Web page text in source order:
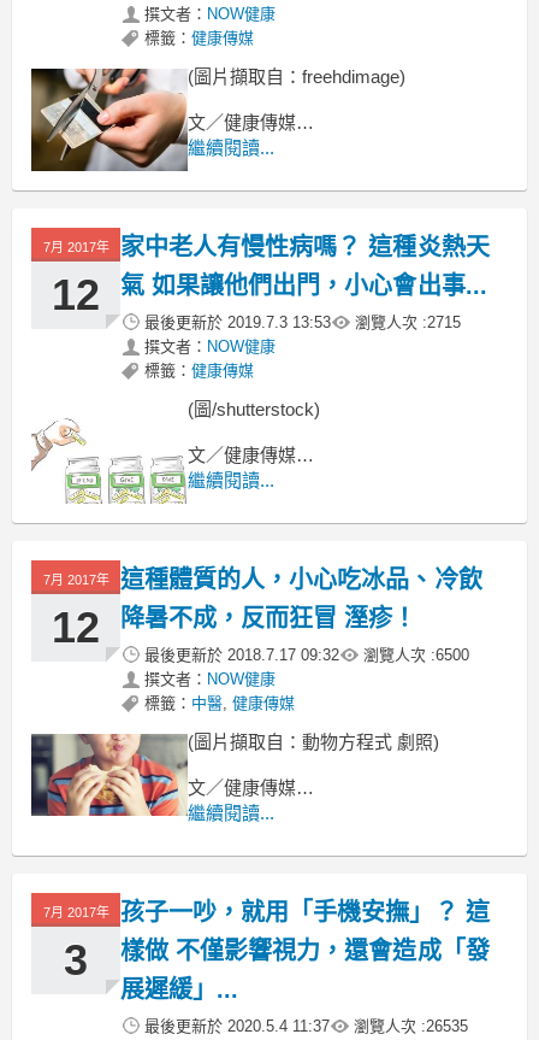
撰文者： NOW健康
標籤： 健康傳媒
(圖片擷取自：freehdimage)
文／健康傳媒
痛，
發炎，
繼續閱讀...
7月 2017年
12
家中老人有慢性病嗎？ 這種炎熱天
氣 如果讓他們出門，小心會出事...
最後更新於 2019.7.3 13:53 瀏覽人次 :2715
撰文者： NOW健康
標籤： 健康傳媒
(圖/shutterstock)
文／健康傳媒
傳。
系統」
繼續閱讀...
7月 2017年
12
這種體質的人，小心吃冰品、冷飲
降暑不成，反而狂冒 溼疹！
最後更新於 2018.7.17 09:32 瀏覽人次 :6500
撰文者： NOW健康
標籤： 中醫, 健康傳媒
(圖片擷取自：動物方程式 劇照)
文／健康傳媒
是在說你脖子上的溼疹啦！
繼續閱讀...
7月 2017年
3
孩子一吵，就用「手機安撫」？ 這
樣做 不僅影響視力，還會造成「發
展遲緩」...
最後更新於 2020.5.4 11:37 瀏覽人次 :26535